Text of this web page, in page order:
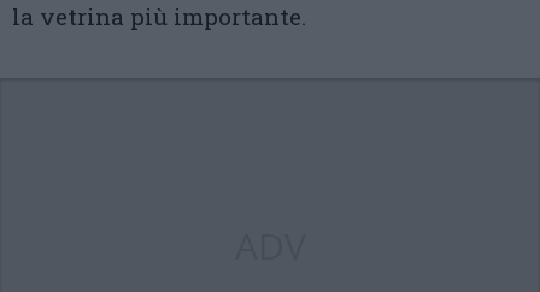
la vetrina più importante.